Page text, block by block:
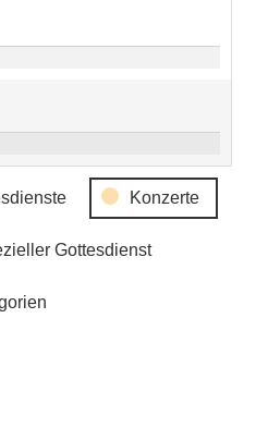
Konzerte
Gottesdienst